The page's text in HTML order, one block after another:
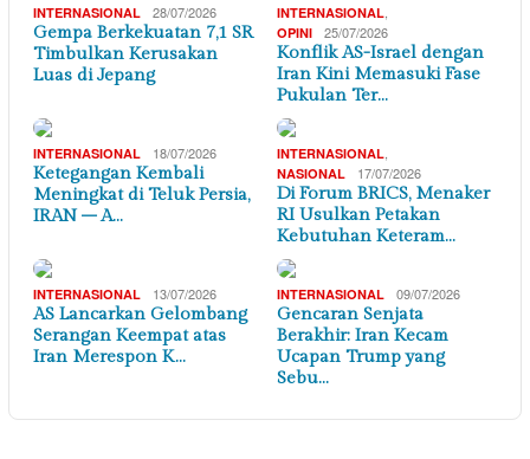
INTERNASIONAL 28/07/2026
Gempa Berkekuatan 7,1 SR
Timbulkan Kerusakan
Luas di Jepang
INTERNASIONAL
OPINI 25/07/2026
Konflik AS-Israel dengan
Iran Kini Memasuki Fase
Pukulan Ter…
INTERNASIONAL 18/07/2026
Ketegangan Kembali
Meningkat di Teluk Persia,
IRAN – A…
INTERNASIONAL
NASIONAL 17/07/2026
Di Forum BRICS, Menaker
RI Usulkan Petakan
Kebutuhan Keteram…
INTERNASIONAL 13/07/2026
AS Lancarkan Gelombang
Serangan Keempat atas
Iran Merespon K…
INTERNASIONAL 09/07/2026
Gencaran Senjata
Berakhir: Iran Kecam
Ucapan Trump yang
Sebu…